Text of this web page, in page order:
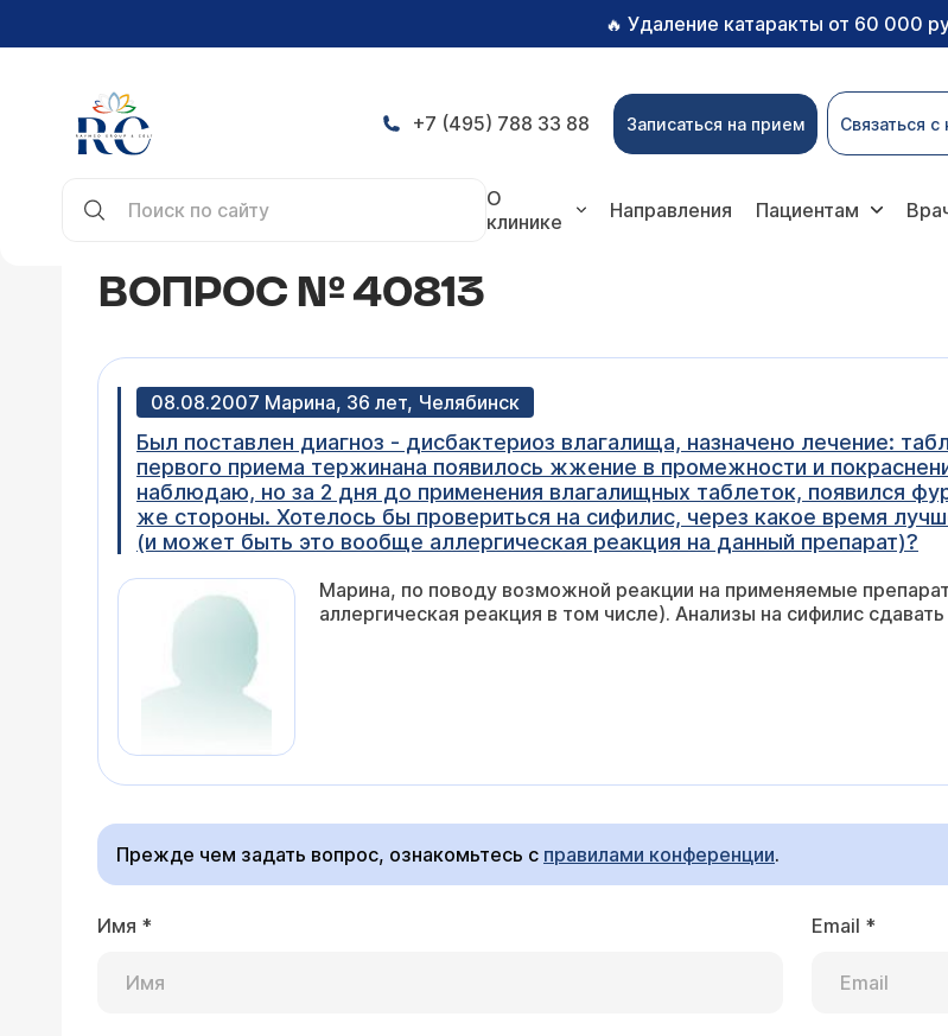
🔥 Удаление катаракты от 60 000
+7 (495) 788 33 88 Записаться на прием Связаться с
О
клинике
Направления Пациентам
ВОПРОС № 40813
08.08.2007 Марина, 36 лет, Челябинск
Был поставлен диагноз - дисбактериоз влагалища, назначено лечение:
первого приема тержинана появилось жжение в промежности и
наблюдаю, но за 2 дня до применения влагалищных таблеток, появился
же стороны. Хотелось бы провериться на сифилис, через какое время
(и может быть это вообще аллергическая реакция на данный препарат)?
Марина, по поводу возможной реакции на применяемые
аллергическая реакция в том числе). Анализы на сифилис
Прежде чем задать вопрос, ознакомьтесь с правилами конференции.
Имя * Email *